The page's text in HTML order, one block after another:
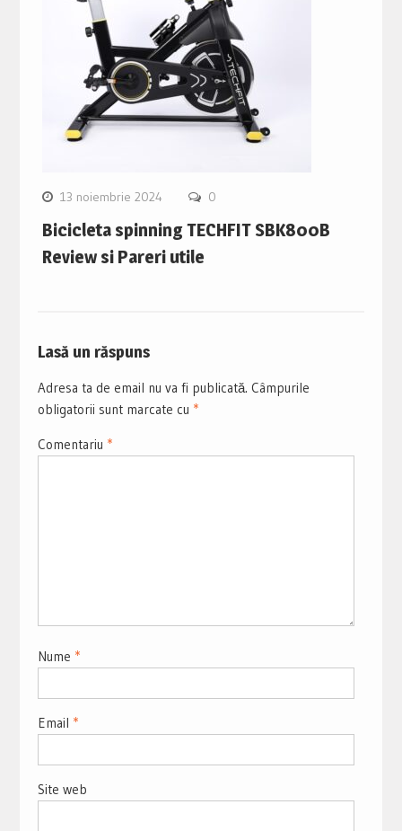
13 noiembrie 2024 0
Bicicleta spinning TECHFIT SBK800B
Review si Pareri utile
Lasă un răspuns
Adresa ta de email nu va fi publicată. Câmpurile
obligatorii sunt marcate cu *
Comentariu *
Nume *
Email *
Site web